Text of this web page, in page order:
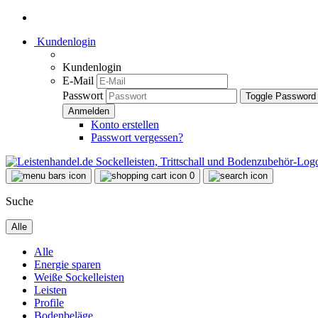
Kundenlogin
Kundenlogin
E-Mail
Passwort
Toggle
Konto erstellen
Passwort vergessen?
0
Suche
Alle
Alle
Energie sparen
Weiße Sockelleisten
Leisten
Profile
Bodenbeläge